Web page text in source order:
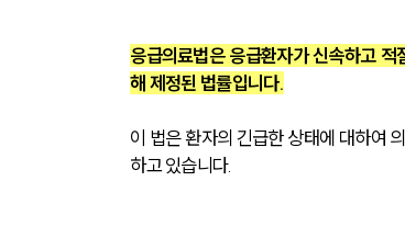
응급의료법은 응급환자가 신속하고
해 제정된 법률입니다.
이 법은 환자의 긴급한 상태에 대하여
하고 있습니다.